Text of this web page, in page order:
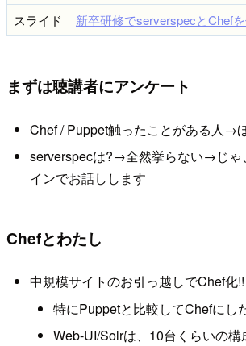
スライド
新卒研修でserverspecとChef
まずは聴講者にアンケート
Chef / Puppet触ったことがある人→
serverspecは?→全然挙らない→じゃ
インでお話しします
Chefとわたし
中規模サイトのお引っ越しでChef化!!
特にPuppetと比較してChefにし
Web-UI/Solrは、10台くらいの構